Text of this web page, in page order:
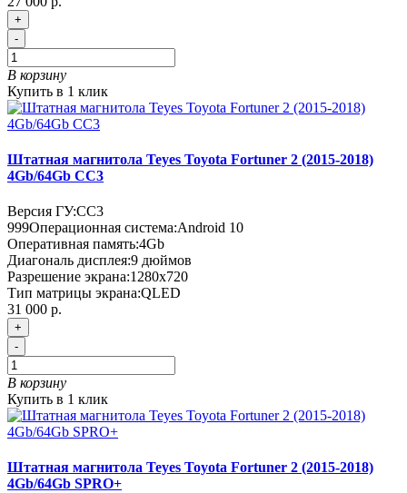
+
-
В корзину
Купить в 1 клик
Штатная магнитола Teyes Toyota Fortuner 2 (2015-2018)
4Gb/64Gb CC3
Версия ГУ:CC3
999Операционная система:Android 10
Оперативная память:4Gb
Диагональ дисплея:9 дюймов
Разрешение экрана:1280x720
Тип матрицы экрана:QLED
31 000 р.
+
-
В корзину
Купить в 1 клик
Штатная магнитола Teyes Toyota Fortuner 2 (2015-2018)
4Gb/64Gb SPRO+